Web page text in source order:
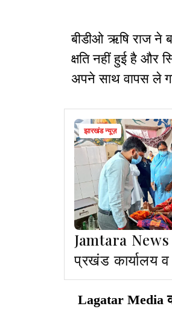
बीडीओ ऋषि राज ने
क्षति नहीं हुई है और
अपने साथ वापस ले
झारखंड न्यूज़
Jamtara News
प्रखंड कार्यालय
निरीक्षण, दो
Lagatar Media